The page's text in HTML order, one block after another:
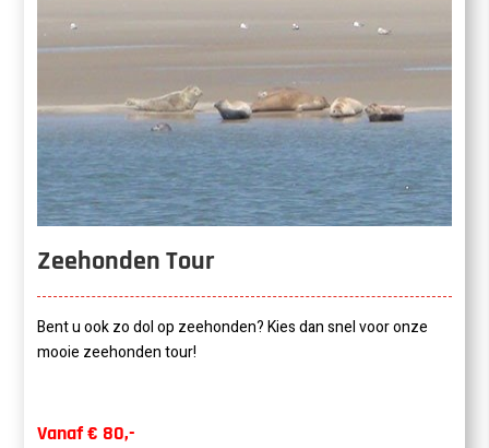
Zeehonden Tour
Bent u ook zo dol op zeehonden? Kies dan snel voor onze
mooie zeehonden tour!
Vanaf € 80,-